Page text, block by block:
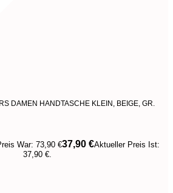
DAMEN HANDTASCHE KLEIN, BEIGE, GR.
War: 73,90 €37,90 €Aktueller Preis Ist:
37,90 €.